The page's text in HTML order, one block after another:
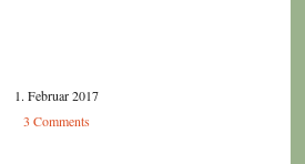
1. Februar 2017
3 Comments